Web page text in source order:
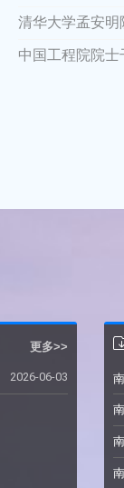
清华大学孟安明
中国工程院院士
更多>>
2026-06-03